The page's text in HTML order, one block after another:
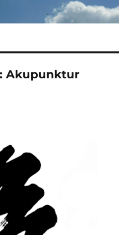
Akupunktur